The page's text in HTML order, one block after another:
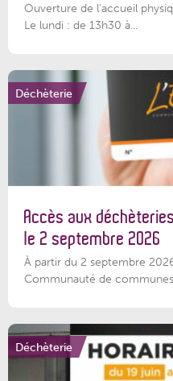
Ouverture de l'accueil
Le lundi : de 13h30 à...
Déchèterie
Accès aux
le 2 septembre 2026
À partir du 2 septembre
Communauté de communes
Déchèterie